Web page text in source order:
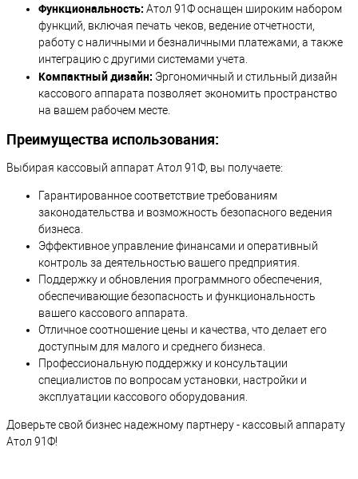
Функциональность: Атол 91Ф оснащен широким набором
функций, включая печать чеков, ведение отчетности,
работу с наличными и безналичными платежами, а также
интеграцию с другими системами учета.
Компактный дизайн: Эргономичный и стильный дизайн
кассового аппарата позволяет экономить пространство
на вашем рабочем месте.
Преимущества использования:
Выбирая кассовый аппарат Атол 91Ф, вы получаете:
Гарантированное соответствие требованиям
законодательства и возможность безопасного ведения
бизнеса.
Эффективное управление финансами и оперативный
контроль за деятельностью вашего предприятия.
Поддержку и обновления программного обеспечения,
обеспечивающие безопасность и функциональность
вашего кассового аппарата.
Отличное соотношение цены и качества, что делает его
доступным для малого и среднего бизнеса.
Профессиональную поддержку и консультации
специалистов по вопросам установки, настройки и
эксплуатации кассового оборудования.
Доверьте свой бизнес надежному партнеру - кассовый аппарату
Атол 91Ф!